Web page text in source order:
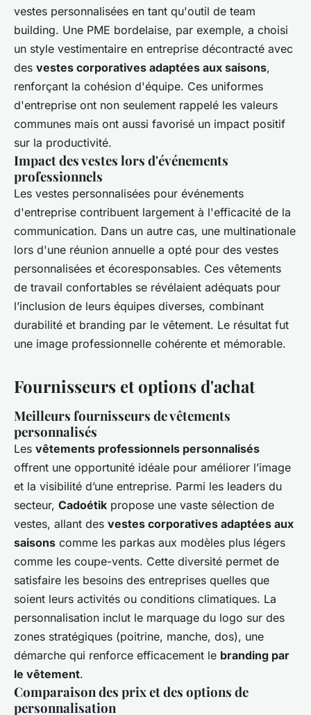
vestes personnalisées en tant qu'outil de team
building. Une PME bordelaise, par exemple, a choisi
un style vestimentaire en entreprise décontracté avec
des vestes corporatives adaptées aux saisons,
renforçant la cohésion d'équipe. Ces uniformes
d'entreprise ont non seulement rappelé les valeurs
communes mais ont aussi favorisé un impact positif
sur la productivité.
Impact des vestes lors d'événements
professionnels
Les vestes personnalisées pour événements
d'entreprise contribuent largement à l'efficacité de la
communication. Dans un autre cas, une multinationale
lors d'une réunion annuelle a opté pour des vestes
personnalisées et écoresponsables. Ces vêtements
de travail confortables se révélaient adéquats pour
l’inclusion de leurs équipes diverses, combinant
durabilité et branding par le vêtement. Le résultat fut
une image professionnelle cohérente et mémorable.
Fournisseurs et options d'achat
Meilleurs fournisseurs de vêtements
personnalisés
Les vêtements professionnels personnalisés
offrent une opportunité idéale pour améliorer l’image
et la visibilité d’une entreprise. Parmi les leaders du
secteur, Cadoétik propose une vaste sélection de
vestes, allant des vestes corporatives adaptées aux
saisons comme les parkas aux modèles plus légers
comme les coupe-vents. Cette diversité permet de
satisfaire les besoins des entreprises quelles que
soient leurs activités ou conditions climatiques. La
personnalisation inclut le marquage du logo sur des
zones stratégiques (poitrine, manche, dos), une
démarche qui renforce efficacement le branding par
le vêtement.
Comparaison des prix et des options de
personnalisation